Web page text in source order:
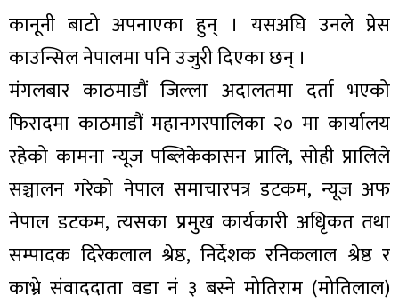
कानूनी बाटो अपनाएका हुन् । यसअघि उनले प्रेस
काउन्सिल नेपालमा पनि उजुरी दिएका छन् ।
मंगलबार काठमाडौं जिल्ला अदालतमा दर्ता भएको
फिरादमा काठमाडौं महानगरपालिका २० मा कार्यालय
रहेको कामना न्यूज पब्लिकेकासन प्रालि, सोही प्रालिले
सञ्चालन गरेको नेपाल समाचारपत्र डटकम, न्यूज अफ
नेपाल डटकम, त्यसका प्रमुख कार्यकारी अधिृकत तथा
सम्पादक दिरेकलाल श्रेष्ठ, निर्देशक रनिकलाल श्रेष्ठ र
काभ्रे संवाददाता वडा नं ३ बस्ने मोतिराम (मोतिलाल)